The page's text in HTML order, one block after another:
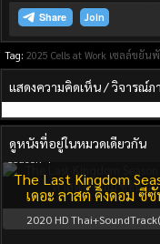
Join
Tag: 2025 Cells at Work เซลล์ขยันพั
แสดงความคิดเห็น / วิจารณ์
ดูหนังที่อยู่ในหมวดเดียวกัน
The Last Kingdom
เดอะ ลาสต์ คิงดอม ซี
2020 HD